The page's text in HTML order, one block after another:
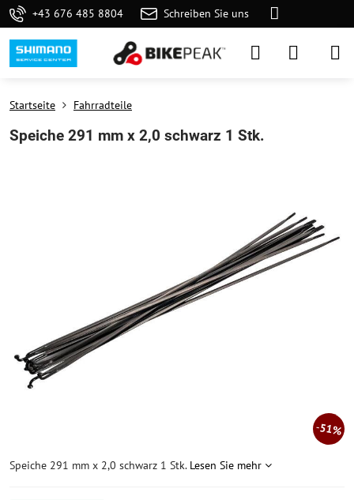
+43 676 485 8804 Schreiben Sie uns
51%
Startseite Fahrradteile
Speiche 291 mm x 2,0 schwarz 1 Stk.
Speiche 291 mm x 2,0 schwarz 1 Stk. Lesen Sie mehr